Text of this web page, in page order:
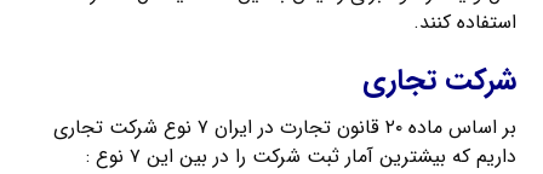
استفاده کنند.
شرکت تجاری
بر اساس ماده ۲۰ قانون تجارت در ایران ۷ نوع شرکت تجاری
داریم که بیشترین آمار ثبت شرکت را در بین این ۷ نوع :